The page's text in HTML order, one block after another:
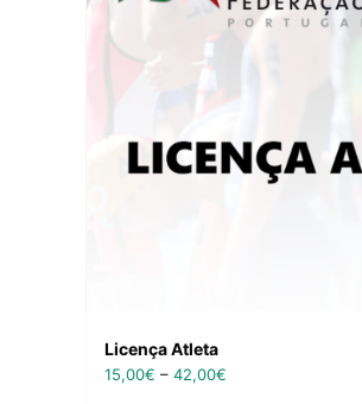
Licença Atleta
15,00€ – 42,00€